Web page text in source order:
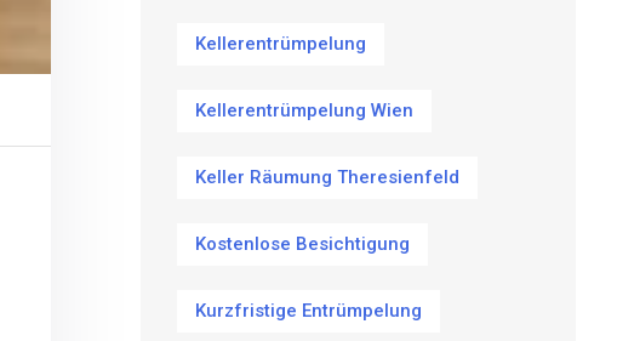
Kellerentrümpelung
Kellerentrümpelung Wien
Keller Räumung Theresienfeld
Kostenlose Besichtigung
Kurzfristige Entrümpelung